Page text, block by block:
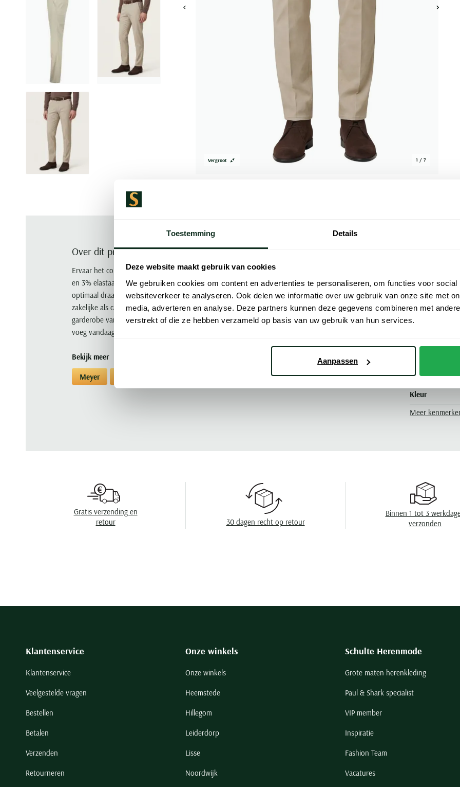
Toestemming Details
Deze website maakt gebruik van cookies
We gebruiken cookies om content en advertenties te personaliseren, om functies voor social
websiteverkeer te analyseren. Ook delen we informatie over uw gebruik van onze site met
media, adverteren en analyse. Deze partners kunnen deze gegevens combineren met
verstrekt of die ze hebben verzameld op basis van uw gebruik van hun services.
Aanpassen
Vergroot 1 / 7
Over dit product
Ervaar het comfort en de stijl van deze beige Meyer Bonn chino. Vervaardigd uit 97% katoen
en 3% elastaan combineert deze pantalon een normale pasvorm met een vleugje stretch voor
optimaal draagcomfort. De effen beige kleur maakt deze broek veelzijdig en ideaal voor zowel
zakelijke als casual gelegenheden. De Meyer Bonn chino is een must-have voor de zomer
garderobe van elke man. Geniet van de kwaliteit en het vakmanschap van Meyer Bonn en
voeg vandaag nog deze essentiële zomerbroek toe aan uw collectie.
Bekijk meer
Meyer
Naam
Merk
Pasvorm
Kleur
Leveranciers
Eigenschappen
Meer
Gratis verzending en
retour
30 dagen recht op retour
Binnen 1 tot 3
verzonden
Klantenservice
Klantenservice
Veelgestelde vragen
Bestellen
Betalen
Verzenden
Retourneren
Onze winkels
Onze winkels
Heemstede
Hillegom
Leiderdorp
Lisse
Noordwijk
Schulte Herenmode
Grote maten herenkleding
Paul & Shark specialist
VIP member
Inspiratie
Fashion Team
Vacatures